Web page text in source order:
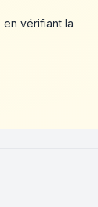
en vérifiant la